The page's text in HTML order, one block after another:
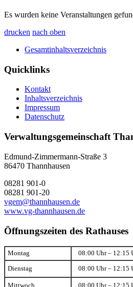
Es wurden keine Veranstaltungen
drucken nach oben
Gesamtinhaltsverzeichnis
Quicklinks
Kontakt
Inhaltsverzeichnis
Impressum
Datenschutz
Verwaltungsgemeinschaft
Edmund-Zimmermann-Straße 3
86470 Thannhausen
08281 901-0
08281 901-20
vgem@thannhausen.de
www.vg-thannhausen.de
Öffnungszeiten des Rathauses
Montag 08:00 Uhr – 12:15
Dienstag 08:00 Uhr – 12:15